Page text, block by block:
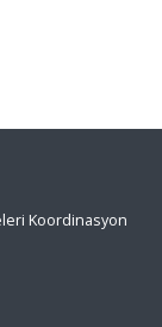
Koordinasyon